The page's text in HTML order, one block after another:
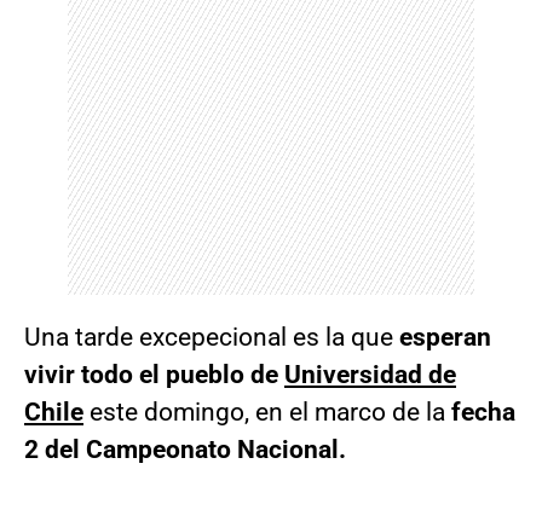
Una tarde excepecional es la que esperan
vivir todo el pueblo de Universidad de
Chile este domingo, en el marco de la fecha
2 del Campeonato Nacional.